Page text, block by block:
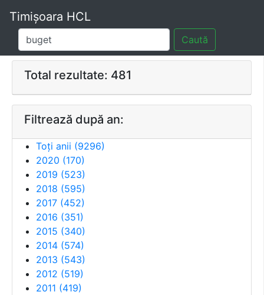
Timișoara HCL
Caută
Total rezultate: 481
Filtrează după an:
Toți anii (9296)
2020 (170)
2019 (523)
2018 (595)
2017 (452)
2016 (351)
2015 (340)
2014 (574)
2013 (543)
2012 (519)
2011 (419)